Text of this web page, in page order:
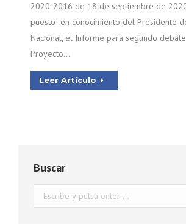
2020-2016 de 18 de septiembre de
puesto en conocimiento del Presidente
Nacional, el Informe para segundo
Proyecto…
Leer Artículo
Buscar
Buscar: